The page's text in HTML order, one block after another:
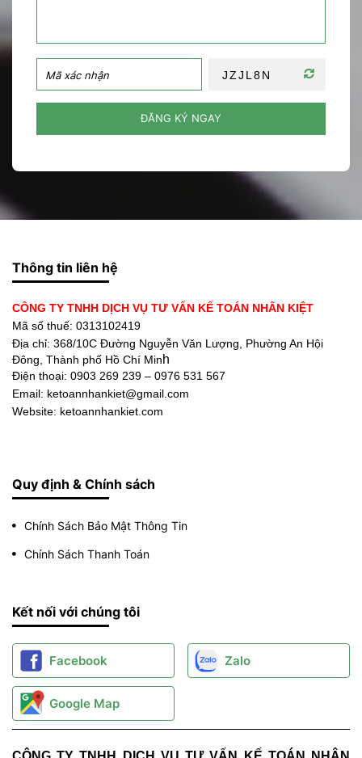
ĐĂNG KÝ NGAY
Thông tin liên hệ
CÔNG TY TNHH DỊCH VỤ TƯ VẤN KẾ TOÁN NHÂN KIỆT
Mã số thuế: 0313102419
Địa chỉ: 368/10C Đường Nguyễn Văn Lượng, Phường An Hội
Đông, Thành phố Hồ Chí Minh
Điện thoại: 0903 269 239 – 0976 531 567
Email: ketoannhankiet@gmail.com
Website: ketoannhankiet.com
Quy định & Chính sách
Chính Sách Bảo Mật Thông Tin
Chính Sách Thanh Toán
Kết nối với chúng tôi
Facebook Zalo
Google Map